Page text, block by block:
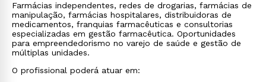
Farmácias independentes, redes de drogarias, farmácias de
manipulação, farmácias hospitalares, distribuidoras de
medicamentos, franquias farmacêuticas e consultorias
especializadas em gestão farmacêutica. Oportunidades
para empreendedorismo no varejo de saúde e gestão de
múltiplas unidades.
O profissional poderá atuar em: